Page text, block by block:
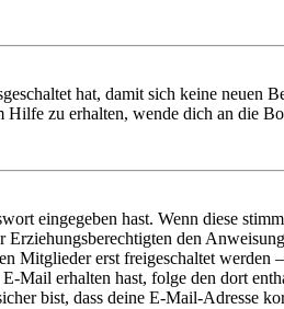
hat, damit sich keine neuen
Hilfe zu erhalten, wende dich an die
eingegeben hast. Wenn diese
den
Mitglieder erst freigeschaltet
erhalten hast, folge den dort
bist, dass deine E-Mail-Adresse